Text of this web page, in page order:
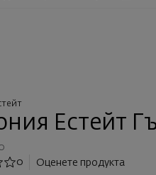
Естейт
0
Оценете продукта